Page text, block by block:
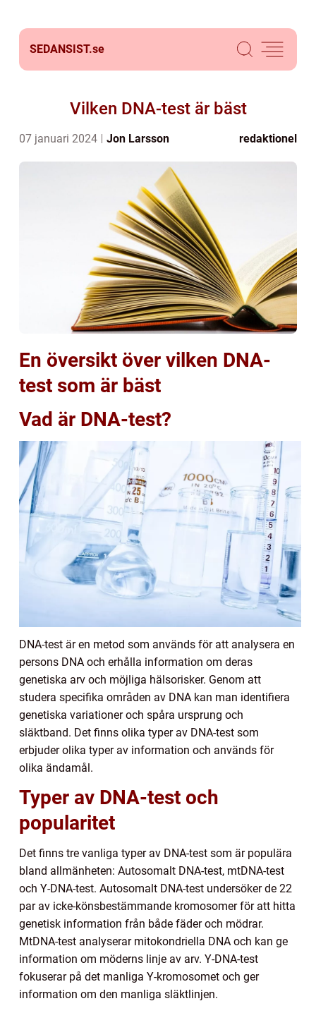
SEDANSIST.se
Vilken DNA-test är bäst
07 januari 2024 Jon Larsson redaktionel
En översikt över vilken DNA-
test som är bäst
Vad är DNA-test?
DNA-test är en metod som används för att analysera en
persons DNA och erhålla information om deras
genetiska arv och möjliga hälsorisker. Genom att
studera specifika områden av DNA kan man identifiera
genetiska variationer och spåra ursprung och
släktband. Det finns olika typer av DNA-test som
erbjuder olika typer av information och används för
olika ändamål.
Typer av DNA-test och
popularitet
Det finns tre vanliga typer av DNA-test som är populära
bland allmänheten: Autosomalt DNA-test, mtDNA-test
och Y-DNA-test. Autosomalt DNA-test undersöker de 22
par av icke-könsbestämmande kromosomer för att hitta
genetisk information från både fäder och mödrar.
MtDNA-test analyserar mitokondriella DNA och kan ge
information om möderns linje av arv. Y-DNA-test
fokuserar på det manliga Y-kromosomet och ger
information om den manliga släktlinjen.